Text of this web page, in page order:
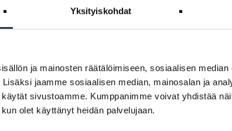
Yksityiskohdat
ja mainosten räätälöimiseen, sosiaalisen
jaamme sosiaalisen median, mainosalan ja
sivustoamme. Kumppanimme voivat yhdistää
olet käyttänyt heidän palvelujaan.
työyhteisössään Hall tunnetaan empaattisena,
Pyrin omalta osaltani tuomaan työyhteisöömme hyvää